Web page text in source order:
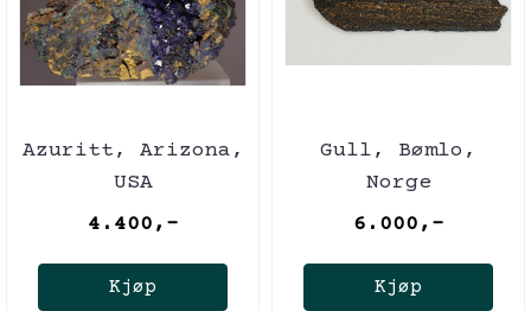
Azuritt, Arizona,
USA
4.400,-
Kjøp
Gull, Bømlo,
Norge
6.000,-
Kjøp